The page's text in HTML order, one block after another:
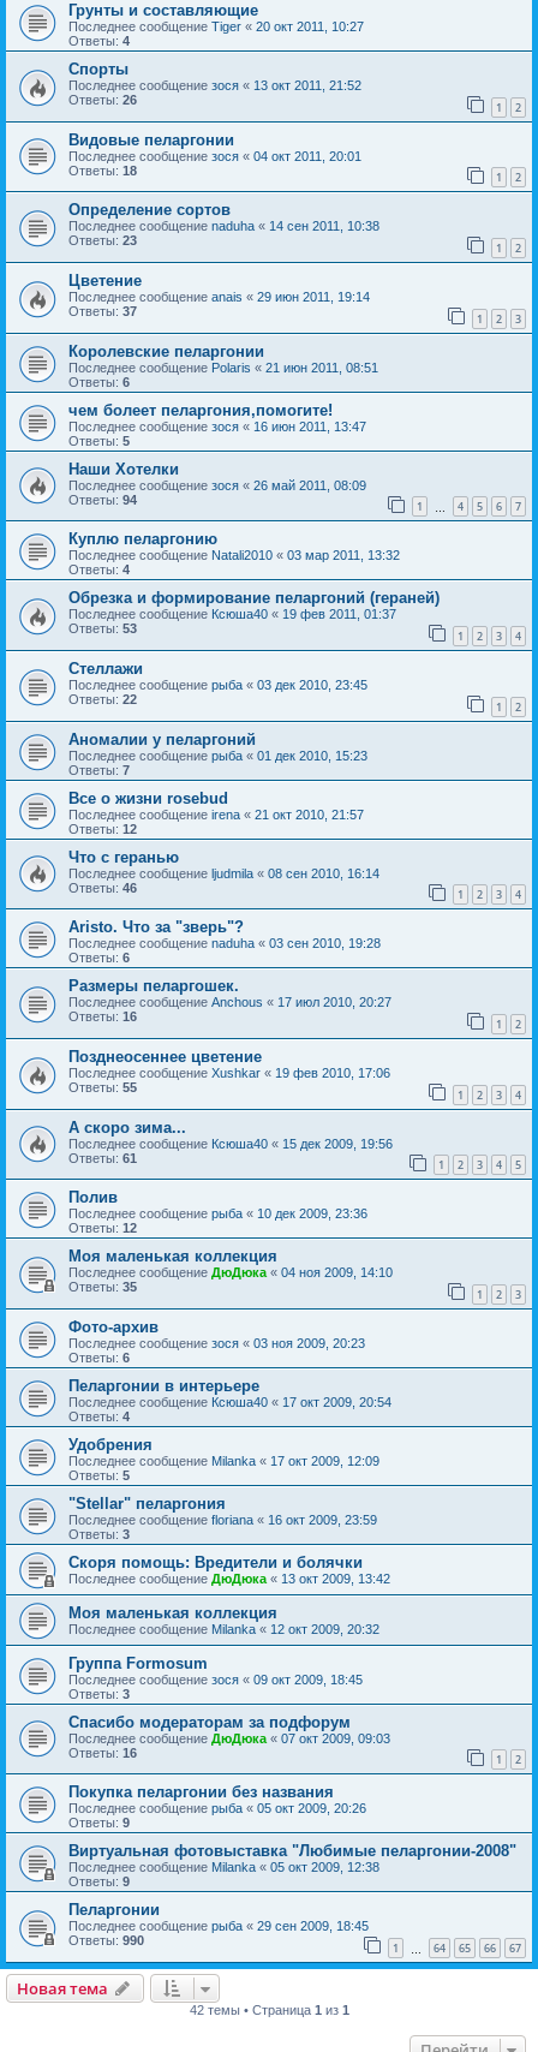
Грунты и составляющие
Последнее сообщение Tiger « 20 окт 2011, 10:27
Ответы: 4
Спорты
Последнее сообщение зося « 13 окт 2011, 21:52
Ответы: 26 1 2
Видовые пеларгонии
Последнее сообщение зося « 04 окт 2011, 20:01
Ответы: 18 1 2
Определение сортов
Последнее сообщение naduha « 14 сен 2011, 10:38
Ответы: 23 1 2
Цветение
Последнее сообщение anais « 29 июн 2011, 19:14
Ответы: 37 1 2 3
Королевские пеларгонии
Последнее сообщение Polaris « 21 июн 2011, 08:51
Ответы: 6
чем болеет пеларгония,помогите!
Последнее сообщение зося « 16 июн 2011, 13:47
Ответы: 5
Наши Хотелки
Последнее сообщение зося « 26 май 2011, 08:09
Ответы: 94 1 4 5 6 7
Куплю пеларгонию
Последнее сообщение Natali2010 « 03 мар 2011, 13:32
Ответы: 4
Обрезка и формирование пеларгоний (гераней)
Последнее сообщение Ксюша40 « 19 фев 2011, 01:37
Ответы: 53 1 2 3 4
Стеллажи
Последнее сообщение рыба « 03 дек 2010, 23:45
Ответы: 22 1 2
Аномалии у пеларгоний
Последнее сообщение рыба « 01 дек 2010, 15:23
Ответы: 7
Все о жизни rosebud
Последнее сообщение irena « 21 окт 2010, 21:57
Ответы: 12
Что с геранью
Последнее сообщение ljudmila « 08 сен 2010, 16:14
Ответы: 46 1 2 3 4
Aristo. Что за "зверь"?
Последнее сообщение naduha « 03 сен 2010, 19:28
Ответы: 6
Размеры пеларгошек.
Последнее сообщение Anchous « 17 июл 2010, 20:27
Ответы: 16 1 2
Позднеосеннее цветение
Последнее сообщение Xushkar « 19 фев 2010, 17:06
Ответы: 55 1 2 3 4
А скоро зима...
Последнее сообщение Ксюша40 « 15 дек 2009, 19:56
Ответы: 61 1 2 3 4 5
Полив
Последнее сообщение рыба « 10 дек 2009, 23:36
Ответы: 12
Моя маленькая коллекция
Последнее сообщение ДюДюка « 04 ноя 2009, 14:10
Ответы: 35 1 2 3
Фото-архив
Последнее сообщение зося « 03 ноя 2009, 20:23
Ответы: 6
Пеларгонии в интерьере
Последнее сообщение Ксюша40 « 17 окт 2009, 20:54
Ответы: 4
Удобрения
Последнее сообщение Milanka « 17 окт 2009, 12:09
Ответы: 5
"Stellar" пеларгония
Последнее сообщение floriana « 16 окт 2009, 23:59
Ответы: 3
Скоря помощь: Вредители и болячки
Последнее сообщение ДюДюка « 13 окт 2009, 13:42
Моя маленькая коллекция
Последнее сообщение Milanka « 12 окт 2009, 20:32
Группа Formosum
Последнее сообщение зося « 09 окт 2009, 18:45
Ответы: 3
Спасибо модераторам за подфорум
Последнее сообщение ДюДюка « 07 окт 2009, 09:03
Ответы: 16 1 2
Покупка пеларгонии без названия
Последнее сообщение рыба « 05 окт 2009, 20:26
Ответы: 9
Виртуальная фотовыставка "Любимые пеларгонии-2008"
Последнее сообщение Milanka « 05 окт 2009, 12:38
Ответы: 9
Пеларгонии
Последнее сообщение рыба « 29 сен 2009, 18:45
Ответы: 990 1 64 65 66 67
Новая тема
42 темы • Страница 1 из 1